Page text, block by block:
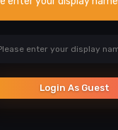
Login As Guest
TINKLAI